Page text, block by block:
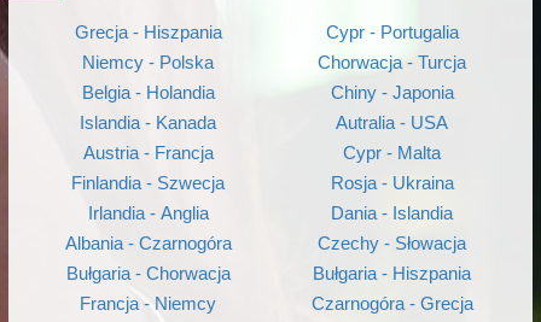
Grecja - Hiszpania
Niemcy - Polska
Belgia - Holandia
Islandia - Kanada
Austria - Francja
Finlandia - Szwecja
Irlandia - Anglia
Albania - Czarnogóra
Bułgaria - Chorwacja
Francja - Niemcy
Cypr - Portugalia
Chorwacja - Turcja
Chiny - Japonia
Autralia - USA
Cypr - Malta
Rosja - Ukraina
Dania - Islandia
Czechy - Słowacja
Bułgaria - Hiszpania
Czarnogóra - Grecja